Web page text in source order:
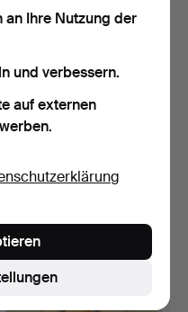
11 Tage
an Ihre Nutzung der
und verbessern.
auf externen